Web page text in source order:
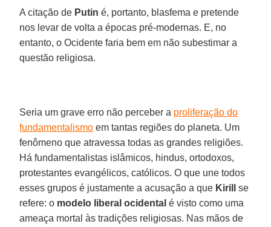
A citação de Putin é, portanto, blasfema e pretende
nos levar de volta a épocas pré-modernas. E, no
entanto, o Ocidente faria bem em não subestimar a
questão religiosa.
Seria um grave erro não perceber a proliferação do
fundamentalismo em tantas regiões do planeta. Um
fenômeno que atravessa todas as grandes religiões.
Há fundamentalistas islâmicos, hindus, ortodoxos,
protestantes evangélicos, católicos. O que une todos
esses grupos é justamente a acusação a que Kirill
se
refere: o modelo liberal ocidental é visto como uma
ameaça mortal às tradições religiosas. Nas mãos de